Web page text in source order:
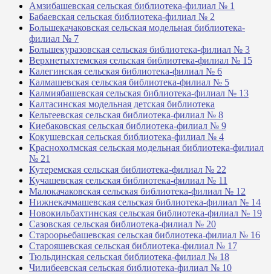
Амзибашевская сельская библиотека-филиал № 1
Бабаевская сельская библиотека-филиал № 2
Большекачаковская сельская модельная библиотека-
филиал № 7
Большекуразовская сельская библиотека-филиал № 3
Верхнетыхтемская сельская библиотека-филиал № 15
Калегинская сельская библиотека-филиал № 6
Калмашевская сельская библиотека-филиал № 5
Калмиябашевская сельская библиотека-филиал № 13
Калтасинская модельная детская библиотека
Кельтеевская сельская библиотека-филиал № 8
Киебаковская сельская библиотека-филиал № 9
Кокушевская сельская библиотека-филиал № 4
Краснохолмская сельская модельная библиотека-филиал
№ 21
Кутеремская сельская библиотека-филиал № 22
Кучашевская сельская библиотека-филиал № 11
Малокачаковская сельская библиотека-филиал № 12
Нижнекачмашевская сельская библиотека-филиал № 14
Новокильбахтинская сельская библиотека-филиал № 19
Сазовская сельская библиотека-филиал № 20
Староорьебашевская сельская библиотека-филиал № 16
Старояшевская сельская библиотека-филиал № 17
Тюльдинская сельская библиотека-филиал № 18
Чилибеевская сельская библиотека-филиал № 10